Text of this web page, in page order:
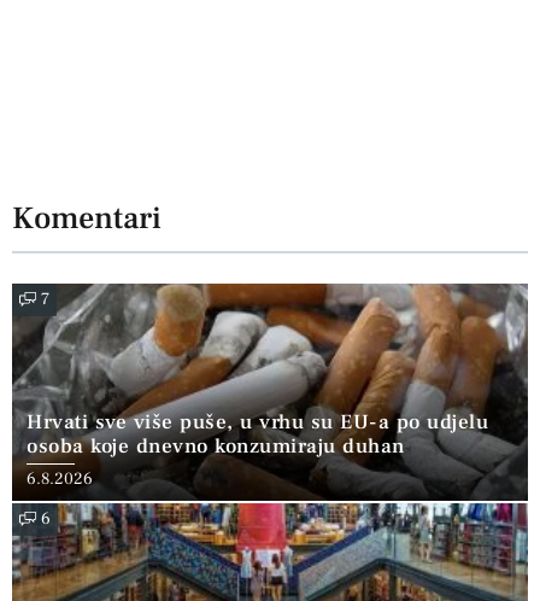
Komentari
7
Hrvati sve više puše, u vrhu su EU-a po udjelu
osoba koje dnevno konzumiraju duhan
6.8.2026
6